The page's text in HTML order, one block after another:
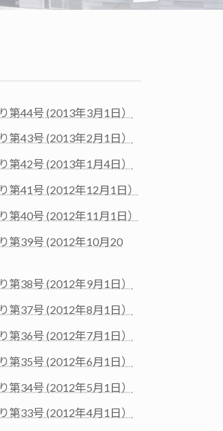
第44号 (2013年3月1日）
第43号 (2013年2月1日）
第42号 (2013年1月4日）
第41号 (2012年12月1日）
第40号 (2012年11月1日）
第39号 (2012年10月20
第38号 (2012年9月1日）
第37号 (2012年8月1日）
第36号 (2012年7月1日）
第35号 (2012年6月1日）
第34号 (2012年5月1日）
第33号 (2012年4月1日）